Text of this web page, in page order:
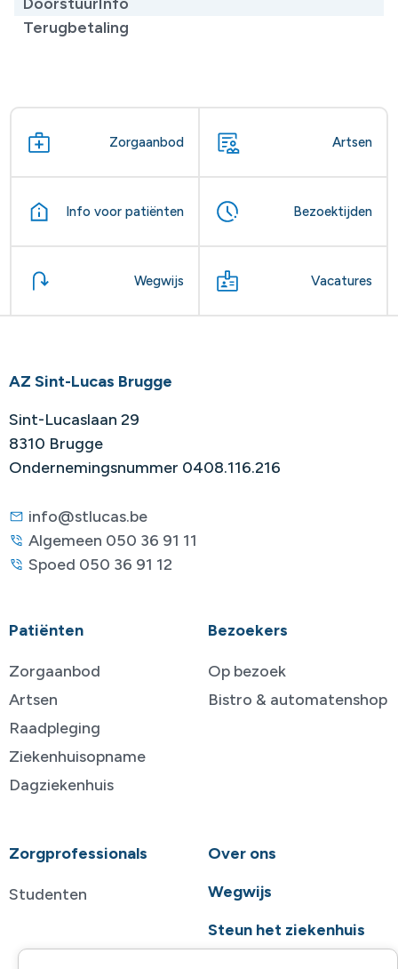
Terugbetaling
Zorgaanbod Artsen
Info voor patiënten Bezoektijden
Wegwijs Vacatures
AZ Sint-Lucas Brugge
Sint-Lucaslaan 29
8310 Brugge
Ondernemingsnummer 0408.116.216
info@stlucas.be
Algemeen 050 36 91 11
Spoed 050 36 91 12
Patiënten
Zorgaanbod
Artsen
Raadpleging
Ziekenhuisopname
Dagziekenhuis
Bezoekers
Op bezoek
Bistro & automatenshop
Zorgprofessionals
Studenten
Over ons
Wegwijs
Steun het ziekenhuis